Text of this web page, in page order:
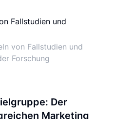
von Fallstudien und
Forschung
Der
Marketing